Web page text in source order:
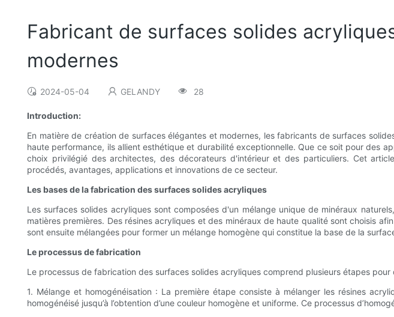
Fabricant de surfaces solides
modernes
2024-05-04 GELANDY 28
Introduction:
En matière de création de surfaces élégantes et modernes, les fabricants de surfaces
haute performance, ils allient esthétique et durabilité exceptionnelle. Que ce soit pour des
choix privilégié des architectes, des décorateurs d'intérieur et des particuliers. Cet
procédés, avantages, applications et innovations de ce secteur.
Les bases de la fabrication des surfaces solides acryliques
Les surfaces solides acryliques sont composées d'un mélange unique de minéraux
matières premières. Des résines acryliques et des minéraux de haute qualité sont choisis
sont ensuite mélangées pour former un mélange homogène qui constitue la base de la
Le processus de fabrication
Le processus de fabrication des surfaces solides acryliques comprend plusieurs étapes
1. Mélange et homogénéisation : La première étape consiste à mélanger les résines
homogénéisé jusqu’à l’obtention d’une couleur homogène et uniforme. Ce processus